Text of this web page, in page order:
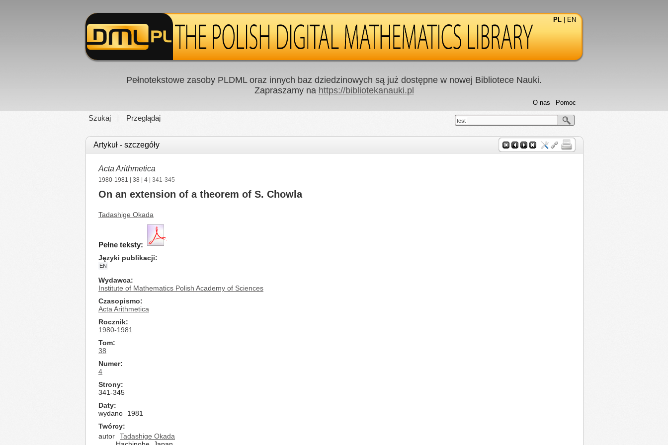
PL EN
Pełnotekstowe zasoby PLDML oraz innych baz dziedzinowych są już dostępne w nowej Bibliotece Nauki.
Zapraszamy na https://bibliotekanauki.pl
Szukaj Przeglądaj
Pomoc
O nas
test
Artykuł - szczegóły
Acta Arithmetica
1980-1981 38 4 | 341-345
On an extension of a theorem of S. Chowla
Tadashige Okada
Pełne teksty:
Języki publikacji
EN
Wydawca
Institute of Mathematics Polish Academy of Sciences
Czasopismo
Acta Arithmetica
Rocznik
1980-1981
Tom
38
Numer
4
Strony
341-345
Daty
wydano
1981
Twórcy
autor
Tadashige Okada